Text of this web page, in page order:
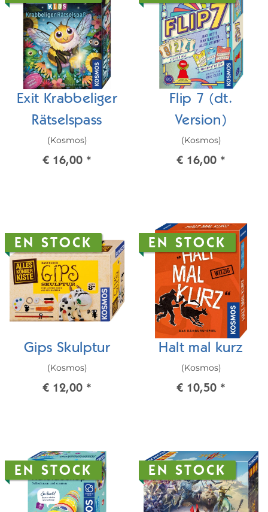
Exit Krabbeliger
Rätselspass
(Kosmos)
€ 16,00 *
Flip 7 (dt.
Version)
(Kosmos)
€ 16,00 *
EN STOCK
Gips Skulptur
(Kosmos)
€ 12,00 *
EN STOCK
Halt mal kurz
(Kosmos)
€ 10,50 *
EN STOCK EN STOCK